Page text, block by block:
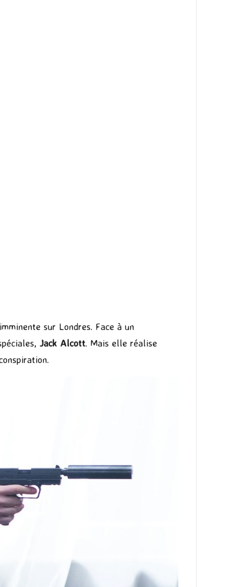
sur Londres. Face à un
Jack Alcott. Mais elle réalise